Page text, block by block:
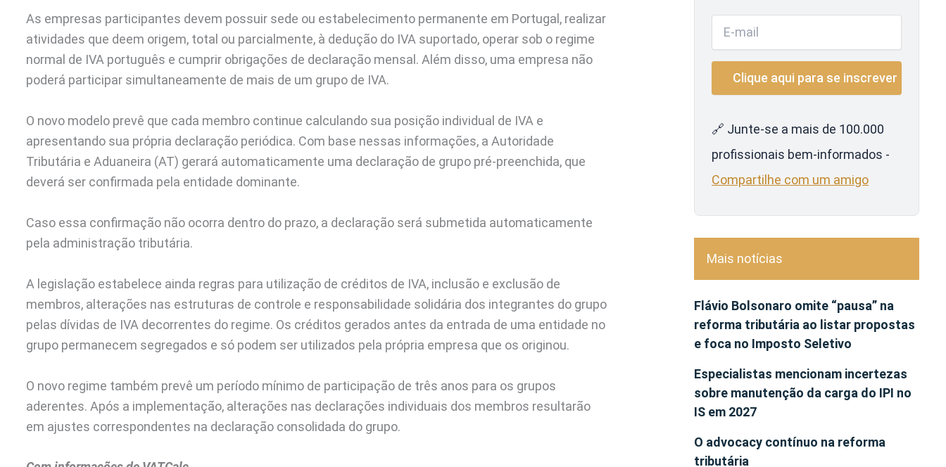
As empresas participantes devem possuir sede ou estabelecimento permanente em Portugal, realizar
atividades que deem origem, total ou parcialmente, à dedução do IVA suportado, operar sob o regime
normal de IVA português e cumprir obrigações de declaração mensal. Além disso, uma empresa não
poderá participar simultaneamente de mais de um grupo de IVA.
O novo modelo prevê que cada membro continue calculando sua posição individual de IVA e
apresentando sua própria declaração periódica. Com base nessas informações, a Autoridade
Tributária e Aduaneira (AT) gerará automaticamente uma declaração de grupo pré-preenchida, que
deverá ser confirmada pela entidade dominante.
Caso essa confirmação não ocorra dentro do prazo, a declaração será submetida automaticamente
pela administração tributária.
A legislação estabelece ainda regras para utilização de créditos de IVA, inclusão e exclusão de
membros, alterações nas estruturas de controle e responsabilidade solidária dos integrantes do grupo
pelas dívidas de IVA decorrentes do regime. Os créditos gerados antes da entrada de uma entidade no
grupo permanecem segregados e só podem ser utilizados pela própria empresa que os originou.
O novo regime também prevê um período mínimo de participação de três anos para os grupos
aderentes. Após a implementação, alterações nas declarações individuais dos membros resultarão
em ajustes correspondentes na declaração consolidada do grupo.
🔗 Junte-se a mais de 100.000
profissionais bem-informados -
Compartilhe com um amigo
Mais notícias
Flávio Bolsonaro omite “pausa” na
reforma tributária ao listar propostas
e foca no Imposto Seletivo
Especialistas mencionam incertezas
sobre manutenção da carga do IPI no
IS em 2027
O advocacy contínuo na reforma
tributária